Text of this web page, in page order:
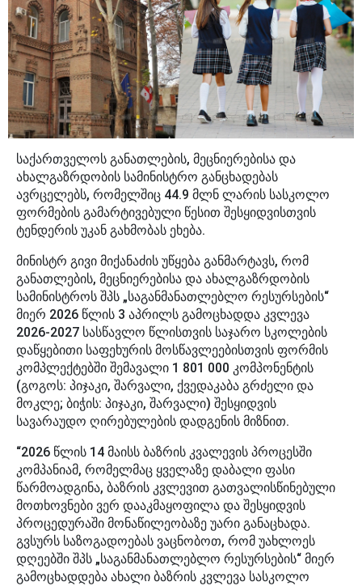
საქართველოს განათლების, მეცნიერებისა და
ახალგაზრდობის სამინისტრო განცხადებას
ავრცელებს, რომელშიც 44.9 მლნ ლარის სასკოლო
ფორმების გამარტივებული წესით შესყიდვისთვის
ტენდერის უკან გახმობას ეხება.
მინისტრ გივი მიქანაძის უწყება განმარტავს, რომ
განათლების, მეცნიერებისა და ახალგაზრდობის
სამინისტროს შპს „საგანმანათლებლო რესურსების“
მიერ 2026 წლის 3 აპრილს გამოცხადდა კვლევა
2026-2027 სასწავლო წლისთვის საჯარო სკოლების
დაწყებითი საფეხურის მოსწავლეებისთვის ფორმის
კომპლექტებში შემავალი 1 801 000 კომპონენტის
(გოგოს: პიჯაკი, შარვალი, ქვედაკაბა გრძელი და
მოკლე; ბიჭის: პიჯაკი, შარვალი) შესყიდვის
სავარაუდო ღირებულების დადგენის მიზნით.
“2026 წლის 14 მაისს ბაზრის კვალევის პროცესში
კომპანიამ, რომელმაც ყველაზე დაბალი ფასი
წარმოადგინა, ბაზრის კვლევით გათვალისწინებული
მოთხოვნები ვერ დააკმაყოფილა და შესყიდვის
პროცედურაში მონაწილეობაზე უარი განაცხადა.
გვსურს საზოგადოებას ვაცნობოთ, რომ უახლოეს
დღეებში შპს „საგანმანათლებლო რესურსების“ მიერ
გამოცხადდება ახალი ბაზრის კვლევა სასკოლო